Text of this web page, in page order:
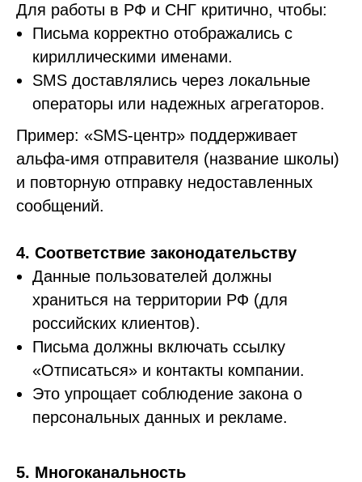
Для работы в РФ и СНГ критично, чтобы:
Письма корректно отображались с
кириллическими именами.
SMS доставлялись через локальные
операторы или надежных агрегаторов.
Пример: «SMS-центр» поддерживает
альфа-имя отправителя (название школы)
и повторную отправку недоставленных
сообщений.
4. Соответствие законодательству
Данные пользователей должны
храниться на территории РФ (для
российских клиентов).
Письма должны включать ссылку
«Отписаться» и контакты компании.
Это упрощает соблюдение закона о
персональных данных и рекламе.
5. Многоканальность